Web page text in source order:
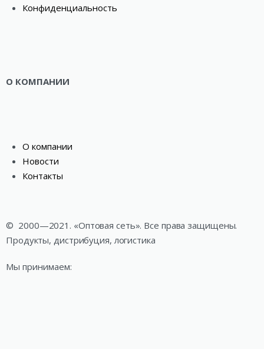
Конфиденциальность
О КОМПАНИИ
О компании
Новости
Контакты
© 2000—2021. «Оптовая сеть». Все права защищены.
Продукты, дистрибуция, логистика
Мы принимаем: